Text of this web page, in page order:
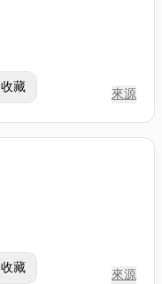
收藏 來源
收藏 來源